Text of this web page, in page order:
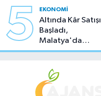
5 EKONOMI
Altında Kâr Satışı
Başladı,
Malatya'da
Makas Ne